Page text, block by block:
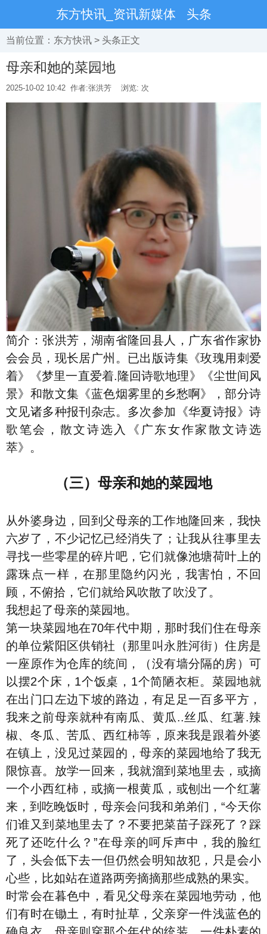
东方快讯_资讯新媒体 头条
当前位置： 东方快讯 > 头条正文
母亲和她的菜园地
2025-10-02 10:42 作者:张洪芳 浏览: 次
简介：张洪芳，湖南省隆回县人，广东省作家协
会会员，现长居广州。已出版诗集《玫瑰用刺爱
着》《梦里一直爱着.隆回诗歌地理》《尘世间风
景》和散文集《蓝色烟雾里的乡愁啊》，部分诗
文见诸多种报刊杂志。多次参加《华夏诗报》诗
歌笔会，散文诗选入《广东女作家散文诗选
萃》。
（三）母亲和她的菜园地
从外婆身边，回到父母亲的工作地隆回来，我快
六岁了，不少记忆已经消失了；让我从往事里去
寻找一些零星的碎片吧，它们就像池塘荷叶上的
露珠点一样，在那里隐约闪光，我害怕，不回
顾，不俯拾，它们就给风吹散了吹没了。
我想起了母亲的菜园地。
第一块菜园地在70年代中期，那时我们住在母亲
的单位紫阳区供销社（那里叫永胜河街）住房是
一座原作为仓库的统间，（没有墙分隔的房）可
以摆2个床，1个饭桌，1个简陋衣柜。菜园地就
在出门口左边下坡的路边，有足足一百多平方，
我来之前母亲就种有南瓜、黄瓜..丝瓜、红薯.辣
椒、冬瓜、苦瓜、西红柿等，原来我是跟着外婆
在镇上，没见过菜园的，母亲的菜园地给了我无
限惊喜。放学一回来，我就溜到菜地里去，或摘
一个小西红柿，或摘一根黄瓜，或刨出一个红薯
来，到吃晚饭时，母亲会问我和弟弟们，“今天你
们谁又到菜地里去了？不要把菜苗子踩死了？踩
死了还吃什么？”在母亲的呵斥声中，我的脸红
了，头会低下去一但仍然会明知故犯，只是会小
心些，比如站在道路两旁摘摘那些成熟的果实。
时常会在暮色中，看见父母亲在菜园地劳动，他
们有时在锄土，有时扯草，父亲穿一件浅蓝色的